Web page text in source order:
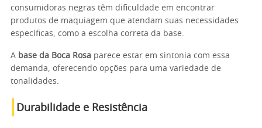
consumidoras negras têm dificuldade em encontrar
produtos de maquiagem que atendam suas necessidades
específicas, como a escolha correta da base.
A base da Boca Rosa parece estar em sintonia com essa
demanda, oferecendo opções para uma variedade de
tonalidades.
Durabilidade e Resistência